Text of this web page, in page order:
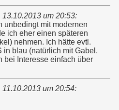
13.10.2013 um 20:53:
unbedingt mit modernen
ich eher einen späteren
nehmen. Ich hätte evtl.
blau (natürlich mit Gabel,
bei Interesse einfach über
11.10.2013 um 20:54: